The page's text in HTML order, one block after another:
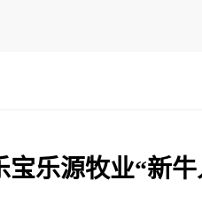
乐源牧业“新牛